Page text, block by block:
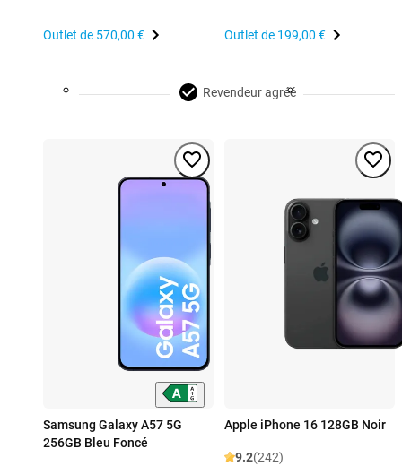
Outlet de 570,00 € Outlet de 199,00 €
Revendeur agréé
Samsung Galaxy A57 5G
256GB Bleu Foncé
Apple iPhone 16 128GB Noir
9.2(242)